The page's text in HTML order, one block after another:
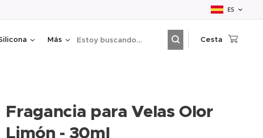
ES
Más Cesta
Fragancia para Velas Olor
Limón - 30ml